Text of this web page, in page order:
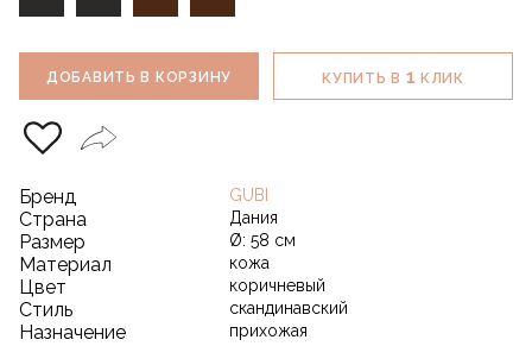
ДОБАВИТЬ В КОРЗИНУ КУПИТЬ В 1 КЛИК
Бренд GUBI
Страна Дания
Размер Ø: 58 см
Материал кожа
Цвет коричневый
Стиль скандинавский
Назначение прихожая